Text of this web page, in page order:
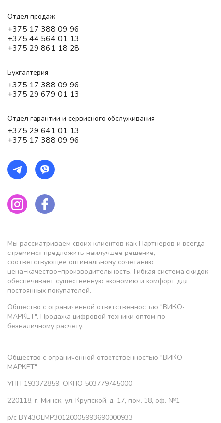
Отдел продаж
+375 17 388 09 96
+375 44 564 01 13
+375 29 861 18 28
Бухгалтерия
+375 17 388 09 96
+375 29 679 01 13
Отдел гарантии и сервисного обслуживания
+375 29 641 01 13
+375 17 388 09 96
Мы рассматриваем своих клиентов как Партнеров и всегда
стремимся предложить наилучшее решение,
соответствующее оптимальному сочетанию
цена−качество−производительность. Гибкая система скидок
обеспечивает существенную экономию и комфорт для
постоянных покупателей.
Общество с ограниченной ответственностью "ВИКО-
МАРКЕТ". Продажа цифровой техники оптом по
безналичному расчету.
Общество с ограниченной ответственностью "ВИКО-
МАРКЕТ"
УНП 193372859, ОКПО 503779745000
220118, г. Минск, ул. Крупской, д. 17, пом. 38, оф. №1
р/с BY43OLMP30120005993690000933